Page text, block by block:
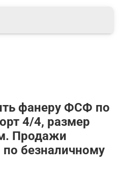
фанеру ФСФ по
4/4, размер
Продажи
безналичному